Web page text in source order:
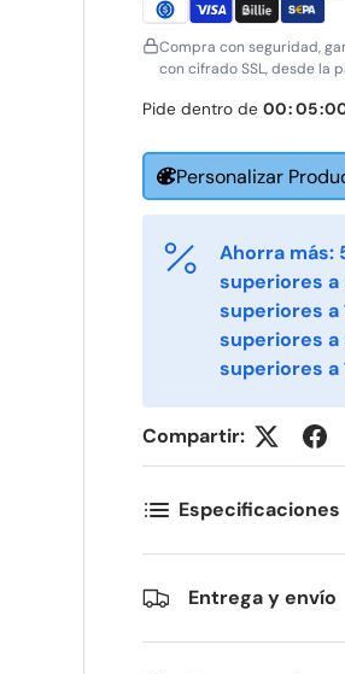
Compra con seguridad,
con cifrado SSL, desde la
Pide dentro de 00:04:
Personalizar
Ahorra más:
superiores a
superiores a
superiores
superiores a
Compartir:
Especificaciones
Entrega y envío